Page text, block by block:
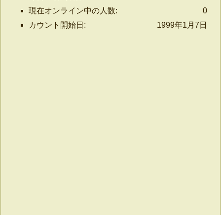
0
現在オンライン中の人数:
1999年1月7日
カウント開始日: